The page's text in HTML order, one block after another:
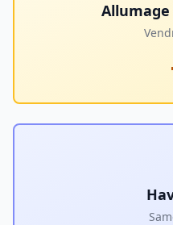
Allumage